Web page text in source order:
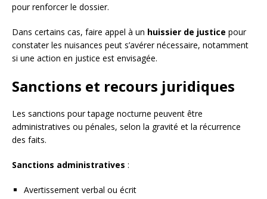
pour renforcer le dossier.
Dans certains cas, faire appel à un huissier de justice pour
constater les nuisances peut s’avérer nécessaire, notamment
si une action en justice est envisagée.
Sanctions et recours juridiques
Les sanctions pour tapage nocturne peuvent être
administratives ou pénales, selon la gravité et la récurrence
des faits.
Sanctions administratives :
Avertissement verbal ou écrit